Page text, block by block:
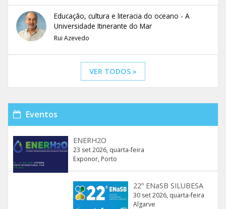
Educação, cultura e literacia do oceano - A
Universidade Itinerante do Mar
Rui Azevedo
VER TODOS »
Eventos
ENERH2O
23 set 2026, quarta-feira
Exponor, Porto
22º ENaSB SILUBESA
30 set 2026, quarta-feira
Algarve